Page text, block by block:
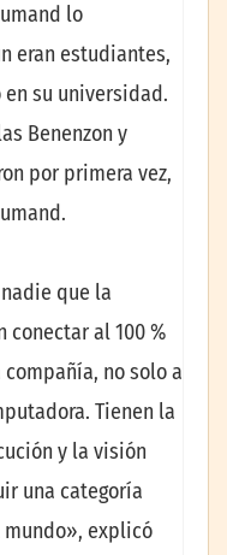
lo
eran estudiantes,
su universidad.
Benenzon y
por primera vez,
que la
al 100 %
no solo a
Tienen la
y la visión
una categoría
explicó